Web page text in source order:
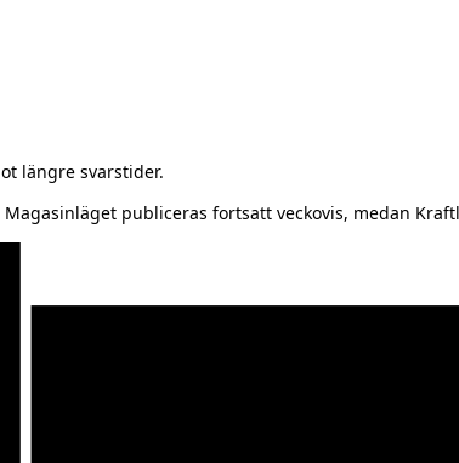
längre svarstider.
publiceras fortsatt veckovis, medan